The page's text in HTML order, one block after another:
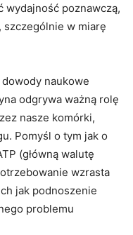
wydajność poznawczą,
szczególnie w miarę
naukowe
odgrywa ważną rolę
nasze komórki,
Pomyśl o tym jak o
(główną walutę
wzrasta
jak podnoszenie
problemu